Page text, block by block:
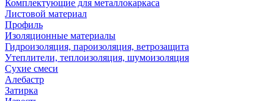
Комплектующие для металлокаркаса
Листовой материал
Профиль
Изоляционные материалы
Гидроизоляция, пароизоляция, ветрозащита
Утеплители, теплоизоляция, шумоизоляция
Сухие смеси
Алебастр
Затирка